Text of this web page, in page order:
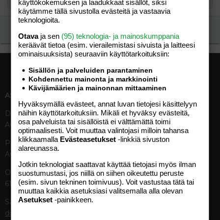
ASIAKASPALVELU
Digipalvelut (09) 156 6227
Avoinna ma–pe 8–19
Painettu lehti (09) 156 665
Avoinna ma–pe 8–19
Otavamedian vaihde (09) 156
61
Sähköposti (digi)
digi@otavamedia.fi
Tekniset tiedot, aikataulut ja
ilmoitushinnat
Tietoa verkon kävijöistä
Käyttöehdot
TUOTTEET
käyttökokemuksen ja laadukkaat sisällöt, siksi
käytämme tällä sivustolla evästeitä ja vastaavia
teknologioita.
Otavaja sen (95) teknologia- ja mainoskumppania
keräävät tietoa (esim. vierailemis­tasi sivuista ja laitteesi
ominaisuuk­sista) seuraaviin käyttötarkoituksiin:
Sisällön ja palveluiden parantaminen
Kohdennettu mainonta ja markkinointi
Kävijämäärien ja mainonnan mittaaminen
Hyväksymällä evästeet, annat luvan tietojesi käsittelyyn
näihin käyttötarkoituksiin. Mikäli et hyväksy evästeitä,
osa palveluista tai sisällöistä ei välttämättä toimi
optimaalisesti. Voit muuttaa valintojasi milloin tahansa
klikkaamalla Evästeasetukset -linkkiä sivuston
alareunassa.
Jotkin teknologiat saattavat käyttää tietojasi myös ilman
suostumustasi, jos niillä on siihen oikeutettu peruste
(esim. sivun tekninen toimivuus). Voit vastustaa tätä tai
muuttaa kaikkia asetuksiasi valitsemalla alla olevan
Asetukset -painikkeen.